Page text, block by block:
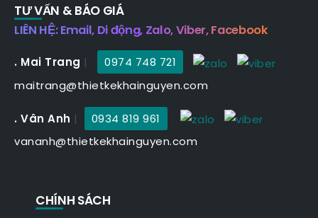
TƯ VẤN & BÁO GIÁ
LIÊN HỆ: Email, Di động, Zalo, Viber, Facebook
. Mai Trang |
0974 748 721
maitrang@thietkekhainguyen.com
. Vân Anh |
0934 819 961
vananh@thietkekhainguyen.com
CHÍNH SÁCH